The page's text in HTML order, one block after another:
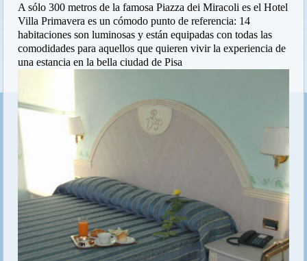
A sólo 300 metros de la famosa Piazza dei Miracoli es el Hotel
Villa Primavera es un cómodo punto de referencia: 14
habitaciones son luminosas y están equipadas con todas las
comodidades para aquellos que quieren vivir la experiencia de
una estancia en la bella ciudad de Pisa